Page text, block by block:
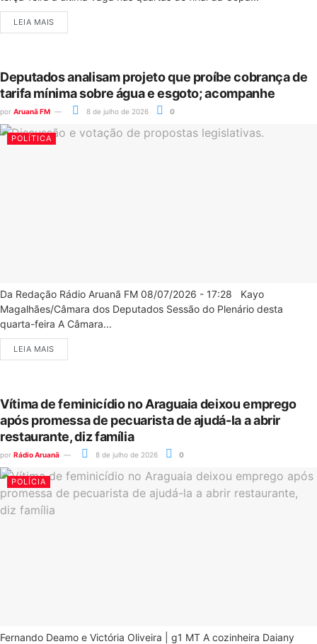
LEIA MAIS
Deputados analisam projeto que proíbe cobrança de
tarifa mínima sobre água e esgoto; acompanhe
por Aruanã FM 8 de julho de 2026 0
POLÍTICA
Da Redação Rádio Aruanã FM 08/07/2026 - 17:28 Kayo
Magalhães/Câmara dos Deputados Sessão do Plenário desta
quarta-feira A Câmara...
LEIA MAIS
Vítima de feminicídio no Araguaia deixou emprego
após promessa de pecuarista de ajudá-la a abrir
restaurante, diz família
por Rádio Aruanã 8 de julho de 2026 0
POLÍCIA
Fernando Deamo e Victória Oliveira | g1 MT A cozinheira Daiany